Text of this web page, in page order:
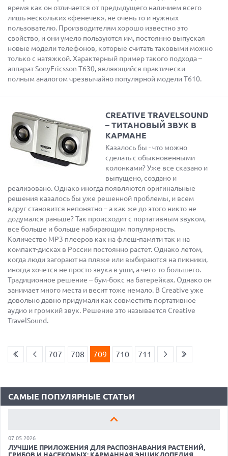
время как он отличается от предыдущего наличием всего
лишь нескольких «фенечек», не очень то и нужных
пользователю. Производителям хорошо известно это
свойство, и они умело пользуются им, постоянно выпуская
новые модели телефонов, которые считать таковыми можно
только с натяжкой. Характерный пример такого подхода –
аппарат SonyEricsson T630, являющийся практически
полным аналогом чрезвычайно популярной модели T610.
CREATIVE TRAVELSOUND
– ТИТАНОВЫЙ ЗВУК В
КАРМАНЕ
Казалось бы - что можно
сделать с обыкновенными
колонками? Уже все сказано и
выпущено, создано и
реализовано. Однако иногда появляются оригинальные
решения казалось бы уже решенной проблемы, и всем
вдруг становится непонятно – а как же до этого никто не
додумался раньше? Так происходит с портативным звуком,
все больше и больше набирающим популярность.
Количество МР3 плееров как на флеш-памяти так и на
компакт-дисках в России постоянно растет. Однако летом,
когда люди загорают на пляже или выбираются на пикники,
иногда хочется не просто звука в уши, а чего-то большего.
Традиционное решение – бум-бокс на батерейках. Однако он
занимает много места и весит тоже немало. В Creative уже
довольно давно придумали как совместить портативное
аудио и громкий звук. Решение это называется Creative
TravelSound.
707 708 709 710 711
САМЫЕ ПОПУЛЯРНЫЕ СТАТЬИ
САМЫЕ ЛЕГКИЕ НОУТБУКИ С ДИСКРЕТНОЙ ГРАФИКОЙ: ВЫБОР
ZOOM
ЛЕТОМ: ВЫБОР ZOOM
07.05.2026
ЛУЧШИЕ ПРИЛОЖЕНИЯ ДЛЯ РАСПОЗНАВАНИЯ РАСТЕНИЙ,
ГРИБОВ И НАСЕКОМЫХ: КАРМАННАЯ ЭНЦИКЛОПЕДИЯ